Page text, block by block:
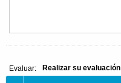
Evaluar: Realizar su evaluación